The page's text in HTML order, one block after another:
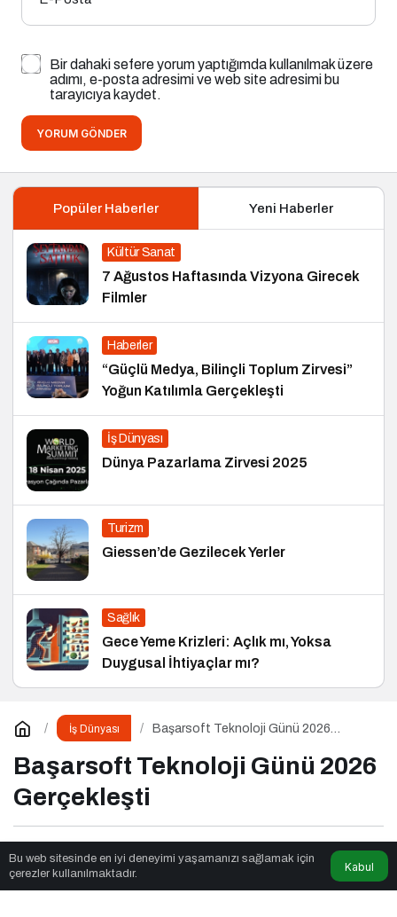
Bir dahaki sefere yorum yaptığımda kullanılmak üzere
adımı, e-posta adresimi ve web site adresimi bu
tarayıcıya kaydet.
YORUM GÖNDER
Popüler Haberler Yeni Haberler
Kültür Sanat
7 Ağustos Haftasında Vizyona Girecek
Filmler
Haberler
“Güçlü Medya, Bilinçli Toplum Zirvesi”
Yoğun Katılımla Gerçekleşti
İş Dünyası
Dünya Pazarlama Zirvesi 2025
Turizm
Giessen’de Gezilecek Yerler
Sağlık
Gece Yeme Krizleri: Açlık mı, Yoksa
Duygusal İhtiyaçlar mı?
İş Dünyası
Başarsoft Teknoloji Günü 2026
Başarsoft Teknoloji Günü 2026
Gerçekleşti
Fox Moda tarafından yayınlandı
5dk, 41sn
Bu web sitesinde en iyi deneyimi yaşamanızı sağlamak için
çerezler kullanılmaktadır.
Kabul